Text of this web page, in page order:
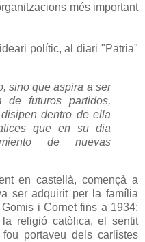
més important
polític, al diari "Patria"
sino que aspira a ser
de futuros partidos,
dentro de ella
que en su dia
de nuevas
en castellà, començà a
ser adquirit per la família
i Cornet fins a 1934;
religió catòlica, el sentit
portaveu dels carlistes